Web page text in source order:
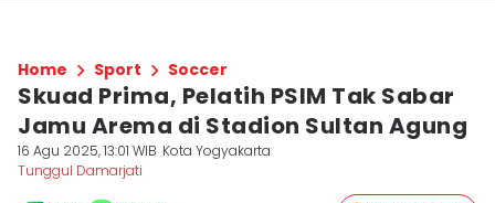
Home Sport Soccer
Skuad Prima, Pelatih PSIM Tak Sabar
Jamu Arema di Stadion Sultan Agung
16 Agu 2025, 13:01 WIB Kota Yogyakarta
Tunggul Damarjati